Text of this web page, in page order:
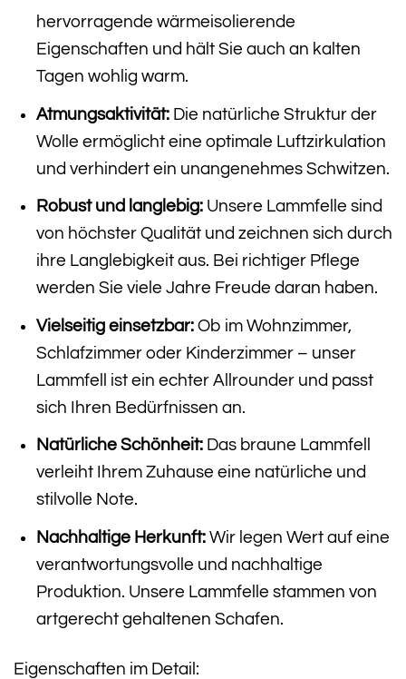
hervorragende wärmeisolierende
Eigenschaften und hält Sie auch an kalten
Tagen wohlig warm.
Atmungsaktivität:Die natürliche Struktur der
Wolle ermöglicht eine optimale Luftzirkulation
und verhindert ein unangenehmes Schwitzen.
Robust und langlebig:Unsere Lammfelle sind
von höchster Qualität und zeichnen sich durch
ihre Langlebigkeit aus. Bei richtiger Pflege
werden Sie viele Jahre Freude daran haben.
Vielseitig einsetzbar:Ob im Wohnzimmer,
Schlafzimmer oder Kinderzimmer – unser
Lammfell ist ein echter Allrounder und passt
sich Ihren Bedürfnissen an.
Natürliche Schönheit:Das braune Lammfell
verleiht Ihrem Zuhause eine natürliche und
stilvolle Note.
Nachhaltige Herkunft:Wir legen Wert auf eine
verantwortungsvolle und nachhaltige
Produktion. Unsere Lammfelle stammen von
artgerecht gehaltenen Schafen.
Eigenschaften im Detail: